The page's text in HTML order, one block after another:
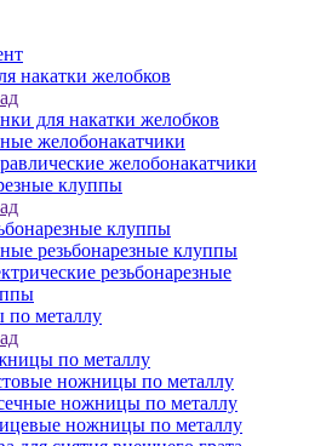
накатки желобков
для накатки желобков
желобонакатчики
желобонакатчики
клуппы
клуппы
резьбонарезные клуппы
резьбонарезные
металлу
по металлу
ножницы по металлу
ножницы по металлу
ножницы по металлу